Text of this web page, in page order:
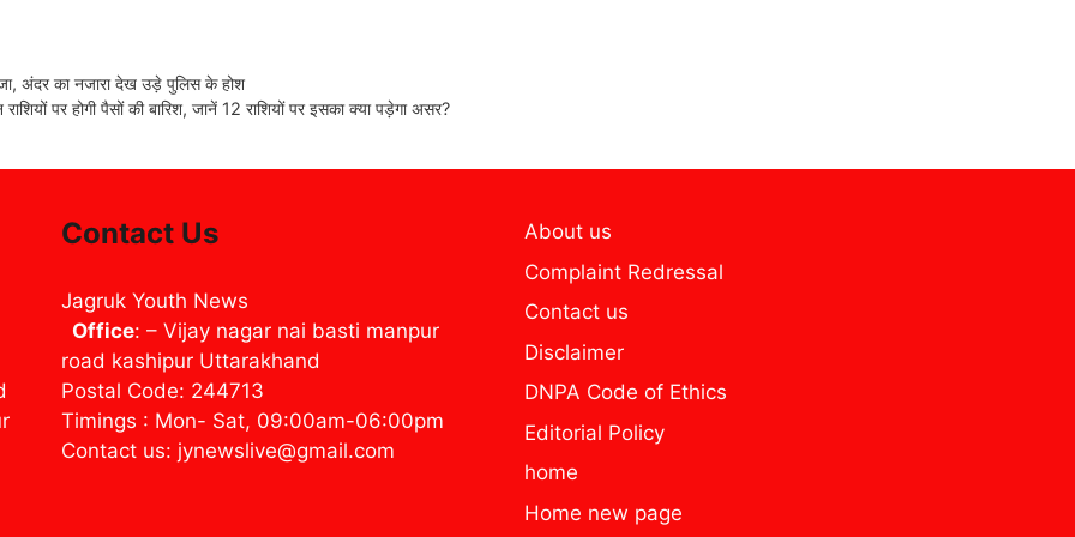
अंदर का नजारा देख उड़े पुलिस के होश
पर होगी पैसों की बारिश, जानें 12 राशियों पर इसका क्या पड़ेगा असर?
Contact Us
Jagruk Youth News
Office: – Vijay nagar nai basti manpur
road kashipur Uttarakhand
Postal Code: 244713
Timings : Mon- Sat, 09:00am-06:00pm
Contact us: jynewslive@gmail.com
About us
Complaint Redressal
Contact us
Disclaimer
DNPA Code of Ethics
Editorial Policy
home
Home new page